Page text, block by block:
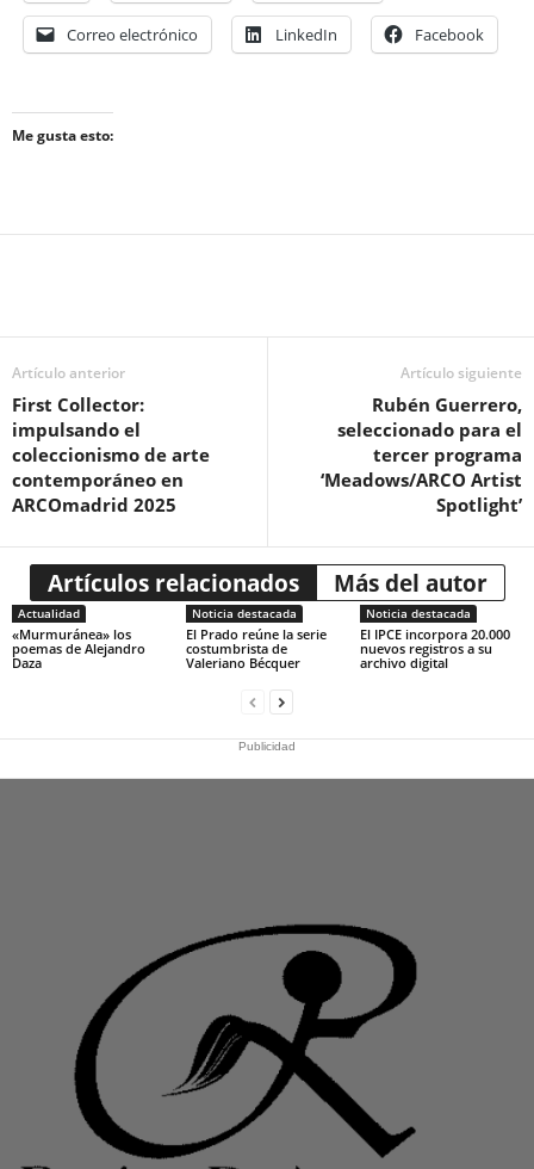
Correo electrónico LinkedIn Facebook
Me gusta esto:
Artículo anterior
First Collector:
impulsando el
coleccionismo de arte
contemporáneo en
ARCOmadrid 2025
Artículo siguiente
Rubén Guerrero,
seleccionado para el
tercer programa
‘Meadows/ARCO Artist
Spotlight’
Artículos relacionados Más del autor
Actualidad
«Murmuránea» los
poemas de Alejandro
Daza
Noticia destacada
El Prado reúne la serie
costumbrista de
Valeriano Bécquer
Noticia destacada
El IPCE incorpora 20.000
nuevos registros a su
archivo digital
Publicidad